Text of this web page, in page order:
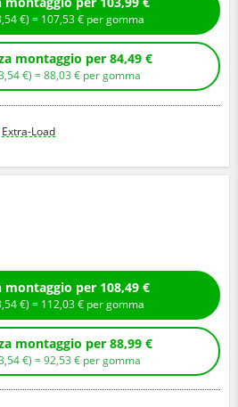
54€ ) = 107,53€ per gomma
Compra senza montaggio per 84,49 €
54€ ) =88,03 € per gomma
Extra-Load
Compra con montaggio per 108,49 €
54€ ) = 112,03€ per gomma
Compra senza montaggio per 88,99 €
54€ ) =92,53 € per gomma